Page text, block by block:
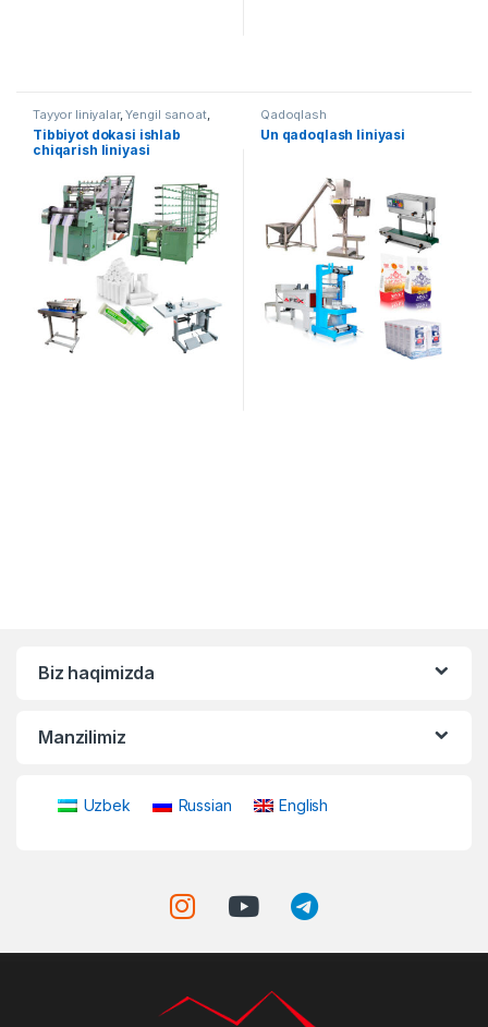
Tayyor liniyalar,Yengil sanoat,
To'quv uskunalari
Tibbiyot dokasi ishlab
chiqarish liniyasi
Qadoqlash
Un qadoqlash liniyasi
Biz haqimizda
Manzilimiz
Uzbek Russian English